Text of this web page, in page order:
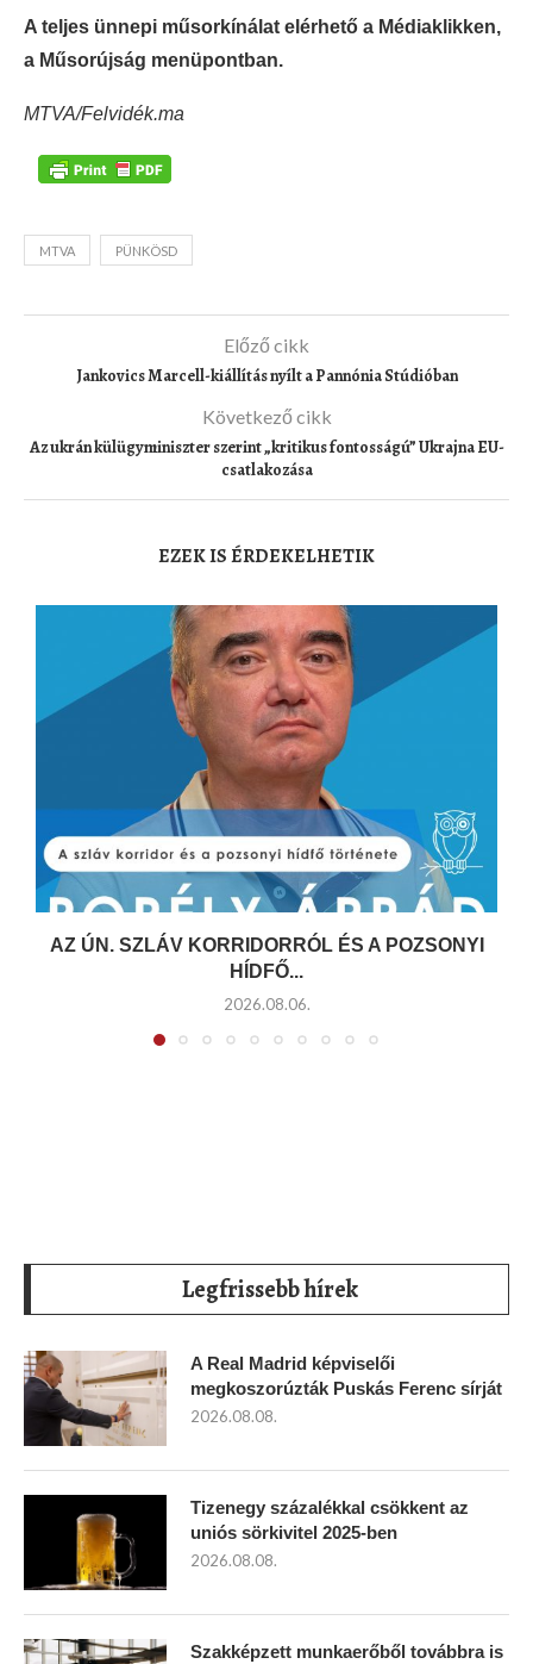
A teljes ünnepi műsorkínálat elérhető a Médiaklikken,
a Műsorújság menüpontban.
MTVA/Felvidék.ma
MTVA PÜNKÖSD
Előző cikk
Jankovics Marcell-kiállítás nyílt a Pannónia Stúdióban
Következő cikk
Az ukrán külügyminiszter szerint „kritikus fontosságú” Ukrajna EU-
csatlakozása
EZEK IS ÉRDEKELHETIK
AZ ÚN. SZLÁV KORRIDORRÓL ÉS A POZSONYI
HÍDFŐ...
2026.08.06.
Legfrissebb hírek
A Real Madrid képviselői
megkoszorúzták Puskás Ferenc sírját
2026.08.08.
Tizenegy százalékkal csökkent az
uniós sörkivitel 2025-ben
2026.08.08.
Szakképzett munkaerőből továbbra is